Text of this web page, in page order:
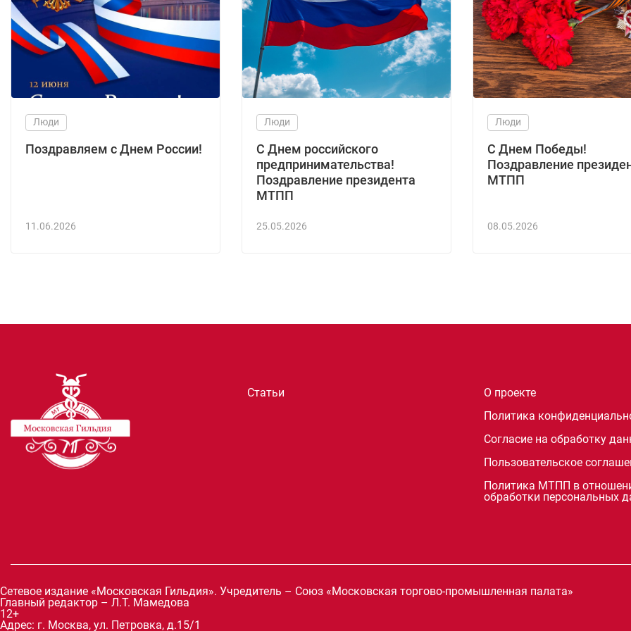
Люди
Поздравляем с Днем России!
11.06.2026
Люди
С Днем российского
предпринимательства!
Поздравление президента
МТПП
25.05.2026
Люди
С Днем Победы!
Поздравление
МТПП
08.05.2026
Статьи
О проекте
Политика
Согласие на обработку
Пользовательское
Политика МТПП в
обработки персональных
Сетевое издание «Московская Гильдия». Учредитель – Союз «Московская торгово-промышленная палата»
Главный редактор – Л.Т. Мамедова
12+
Адрес: г. Москва, ул. Петровка, д.15/1